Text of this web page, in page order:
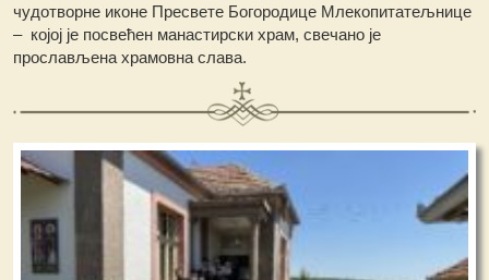
чудотворне иконе Пресвете Богородице Млекопитатељнице
– којој је посвећен манастирски храм, свечано је
прослављена храмовна слава.